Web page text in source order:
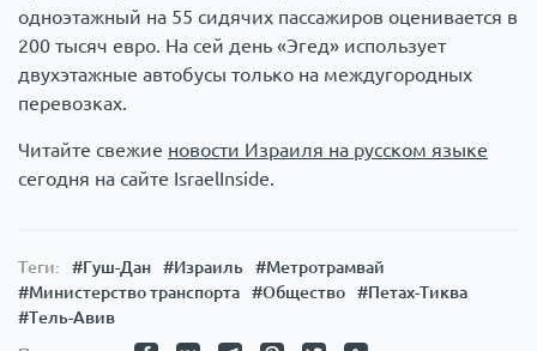
одноэтажный на 55 сидячих пассажиров оценивается в
200 тысяч евро. На сей день «Эгед» использует
двухэтажные автобусы только на междугородных
перевозках.
Читайте свежие новости Израиля на русском языке
сегодня на сайте IsraelInside.
Теги: #Гуш-Дан #Израиль
#Метротрамвай
#Министерство транспорта
#Общество
#Петах-Тиква
#Тель-Авив